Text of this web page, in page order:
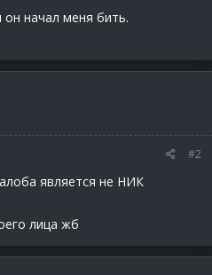
начал меня бить.
#2
является не НИК
лица жб